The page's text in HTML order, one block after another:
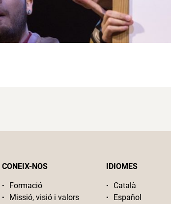
CONEIX-NOS
Formació
Missió, visió i valors
IDIOMES
Català
Español